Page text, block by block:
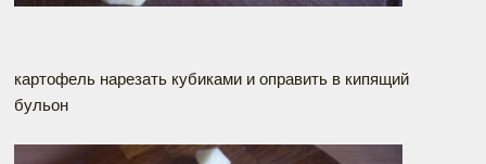
картофель нарезать кубиками и оправить в кипящий
бульон